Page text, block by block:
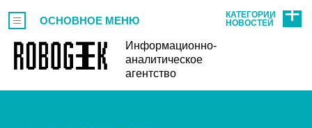
Информационно-
аналитическое
агентство
ОСНОВНОЕ МЕНЮ
КАТЕГОРИИ
НОВОСТЕЙ